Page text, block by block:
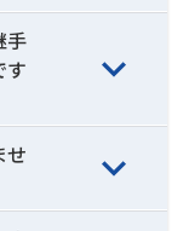
手
す
せ